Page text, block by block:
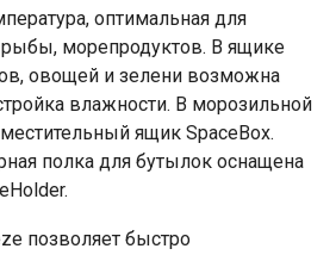
оптимальная для
морепродуктов. В ящике
овощей и зелени возможна
влажности. В морозильной
ящик SpaceBox.
полка для бутылок оснащена
позволяет быстро